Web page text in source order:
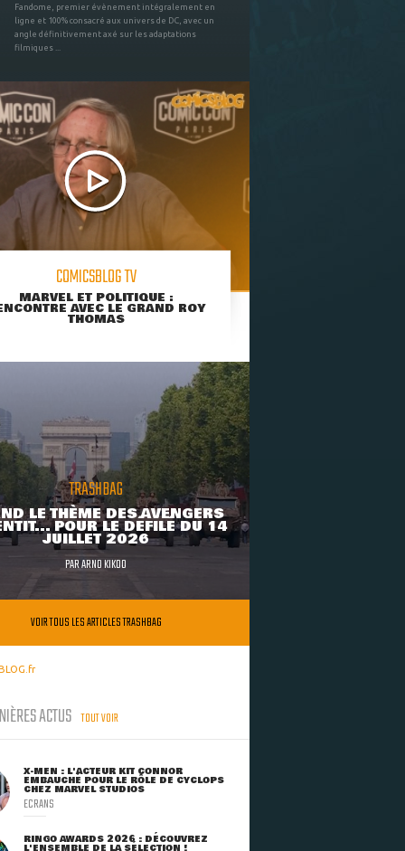
Fandome, premier évènement intégralement en
ligne et 100% consacré aux univers de DC, avec un
angle définitivement axé sur les adaptations
filmiques ...
COMICSBLOG TV
MARVEL ET POLITIQUE :
AVEC LE GRAND ROY
THOMAS
TRASHBAG
LE THÈME DES AVENGERS
POUR LE DÉFILÉ DU 14
JUILLET 2026
PARARNO KIKOO
VOIR TOUS LES ARTICLES TRASHBAG
ACTUS TOUT VOIR
X-MEN : L'ACTEUR KIT CONNOR
EMBAUCHÉ POUR LE RÔLE DE CYCLOPS
CHEZ MARVEL STUDIOS
ECRANS
RINGO AWARDS 2026 : DÉCOUVREZ